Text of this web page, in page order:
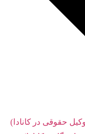
حقوقی در کانادا)